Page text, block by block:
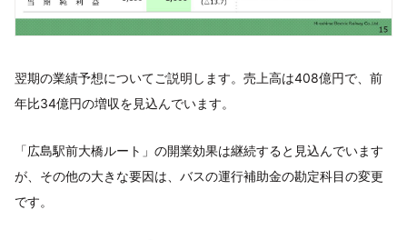
翌期の業績予想についてご説明します。売上高は408億円で、前
年比34億円の増収を見込んでいます。
「広島駅前大橋ルート」の開業効果は継続すると見込んでいます
が、その他の大きな要因は、バスの運行補助金の勘定科目の変更
です。